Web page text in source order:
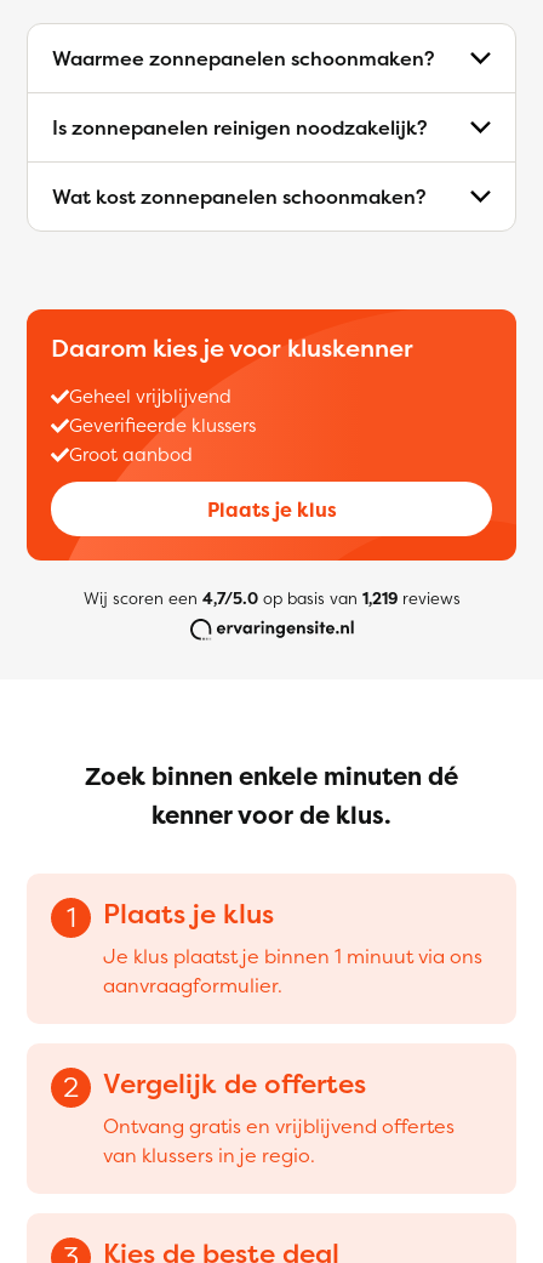
Waarmee zonnepanelen schoonmaken?
Is zonnepanelen reinigen noodzakelijk?
Wat kost zonnepanelen schoonmaken?
Daarom kies je voor kluskenner
Geheel vrijblijvend
Geverifieerde klussers
Groot aanbod
Plaats je klus
Wij scoren een 4,7/5.0op basis van 1,219reviews
Zoek binnen enkele minuten dé
kenner voor de klus.
1 Plaats je klus
Je klus plaatst je binnen 1 minuut via ons
aanvraagformulier.
2 Vergelijk de offertes
Ontvang gratis en vrijblijvend offertes
van klussers in je regio.
Kies de beste deal